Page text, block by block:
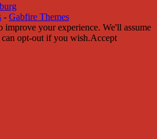
- Gabfire Themes
improve your experience. We'll assume
opt-out if you wish.Accept